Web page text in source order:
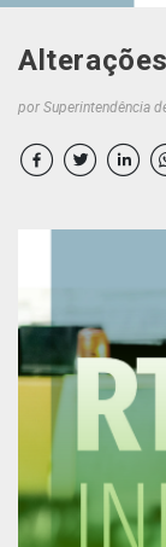
por Superintendência